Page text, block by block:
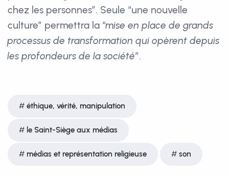
chez les personnes”. Seule “une nouvelle
culture” permettra la “mise en place de grands
processus de transformation qui opèrent depuis
les profondeurs de la société”.
éthique, vérité, manipulation
le Saint-Siège aux médias
médias et représentation religieuse son